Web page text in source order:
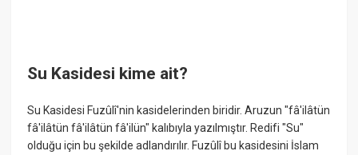
Su Kasidesi kime ait?
Su Kasidesi Fuzûlî'nin kasidelerinden biridir. Aruzun "fâ'ilâtün
fâ'ilâtün fâ'ilâtün fâ'ilün" kalıbıyla yazılmıştır. Redifi "Su"
olduğu için bu şekilde adlandırılır. Fuzûlî bu kasidesini İslam